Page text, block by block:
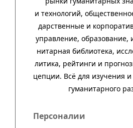
и техно­ло­гий,
дар­ст­вен­ные и
управ­ле­ние, обра­зо­ва­ние,
нитар­ная биб­лио­тека,
ли­тика, рей­тинги и
цеп­ции. Всё для изу­че­ния
гума­нитар­ного
Персоналии